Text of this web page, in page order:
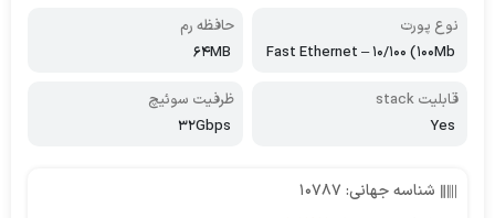
نوع پورت
Fast Ethernet – 10/100 (100Mb
حافظه رم
64MB
قابلیت stack
Yes
ظرفیت سوئیچ
32Gbps
شناسه جهانی: 10787